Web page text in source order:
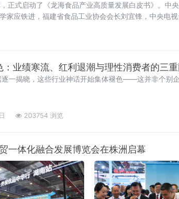
正式启动了《龙海食品产业高质量发展白皮书》。中
应铁进，福建省食品工业协会会长刘宜锋，中央电
：业绩寒流、红利退潮与理性消费者的三重
一揭晓，这些行业神话开始集体褪色——这并非个别
203754 浏览
一体化融合发展博览会在株洲启幕